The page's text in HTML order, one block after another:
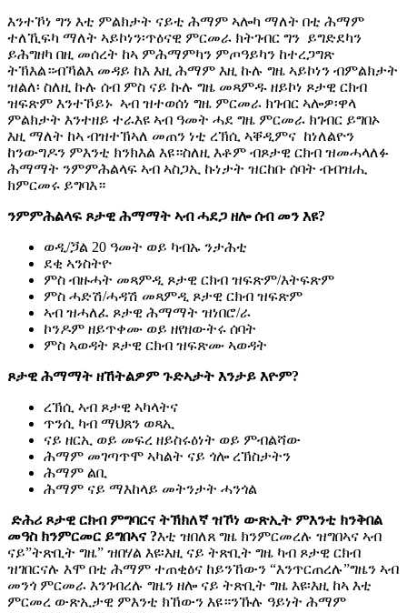
እንተኾነ ግን እቲ ምልክታት ናይቲ ሕማም ኣሎካ ማለት በቲ ሕማም
ተለኺፍካ ማለት ኣይኮነን፡ጥዕናዊ ምርመራ ክትገብር ግን ይግድደካን
ይሕግዘካ በዚ መሰረት ከኣ ምሕማምካን ምጦዓይካን ከተረጋግጽ
ትኽእል።ብኻልእ መዳይ ከእ እዚ ሕማም እዚ ኩሉ ግዜ ኣይኮነን ብምልክታት
ዝልለ፡ ስለዚ ኩሉ ሰብ ምስ ናይ ኩሉ ግዜ መጻምዱ ዘይኮነ ጾታዊ ርክብ
ዝፍጽም እንተኾይኑ ኣብ ዝተወሰነ ግዜ ምርመራ ክገብር ኣሎዎ፡ዋላ
ምልክታት እንተዘይ ተራእዩ ኣብ ዓመት ሓደ ግዜ ምርመራ ክገብር ይግበኦ
እዚ ማለት ከኣ ብዝተኽኣለ መጠን ነቲ ረኽሲ ኣቐዲምና ከነለልዮን
ከንውግዶን ምእንቲ ክንክእል እዩ።ስለዚ እቶም ብጾታዊ ርክብ ዝመሓላለፉ
ሕማማት ንምምሕልላፍ ኣብ ኣስጋኢ ኩነታት ዝርከቡ ሰባት ብብዝሒ
ክምርመሩ ይግባእ።
ንምምሕልላፍ ጾታዊ ሕማማት ኣብ ሓደጋ ዘሎ ሰብ መን እዩ?
ወዲ/ጛል 20 ዓመት ወይ ካብኡ ንታሕቲ
ደቂ ኣንስትዮ
ምስ ብዙሓት መጻምዲ ጾታዊ ርክብ ዝፍጽም/እትፍጽም
ምስ ሓድሽ/ሓዳሽ መጻምዲ ጾታዊ ርክብ ዝፍጽም
ኣብ ዝሓለፈ ጾታዊ ሕማማት ዝነበሮ/ራ
ኮንዶም ዘይጥቀሙ ወይ ዘየዘውትሩ ሰባት
ምስ ኣወዳት ጾታዊ ርክብ ዝፍጽሙ ኣወዳት
ጾታዊ ሕማማት ዘኸትልዎም ጉድኣታት እንታይ እዮም?
ረኽሲ ኣብ ጾታዊ ኣካላትና
ጥንሲ ካብ ማህጸን ወጻኢ
ናይ ዘርኢ ወይ መፍረ ዘይስሩዕነት ወይ ምብልሻው
ሕማም መገጣጥሞ ኣካልት ናይ ጎሎ ረኽስታትን
ሕማም ልቢ
ሕማም ናይ ማእከላይ መትንታት ሓንጎል
ድሕሪ ጾታዊ ርክብ ምግባርና ትኽክለኛ ዝኾነ ውጽኢት ምእንቲ ክንቅበል
መዓስ ክንምርመር ይግበኣና ?እቲ ዝበለጸ ግዜ ክንምርመረሉ ዝግበኣና ኣብ
ናይ”ትጽቢት ግዜ” ዝበሃል እዩ፡እዚ ናይ ትጽቢት ግዜ ካብ ጾታዊ ርክብ
ዝገበርናሉ እሞ በቲ ሕማም ተጠቂዕና ከይንኸውን “እንጥርጠረሉ”ግዜን ኣብ
መንጎ ምርመራ እንገብረሉ ግዜን ዘሎ ናይ ትጽቢት ግዜ እዩ፡እዚ ከኣ እቲ
ምርመረ ውጽኢታዊ ምእንቲ ክኸውን እዩ።ንኹሉ ዓይነት ሕማም